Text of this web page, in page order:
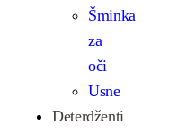
Šminka
za
oči
Usne
Deterdženti